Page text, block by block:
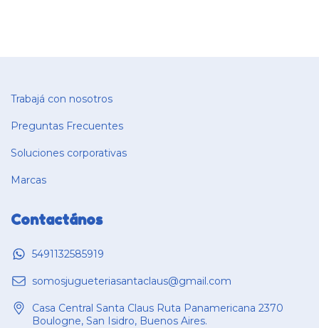
Trabajá con nosotros
Preguntas Frecuentes
Soluciones corporativas
Marcas
Contactános
5491132585919
somosjugueteriasantaclaus@gmail.com
Casa Central Santa Claus Ruta Panamericana 2370
Boulogne, San Isidro, Buenos Aires.